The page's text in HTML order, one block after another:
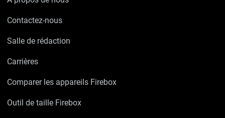
Contactez-nous
Salle de rédaction
Carrières
Comparer les appareils Firebox
Outil de taille Firebox